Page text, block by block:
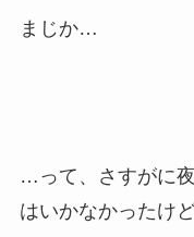
まじか…
…って、さすがに
はいかなかったけ